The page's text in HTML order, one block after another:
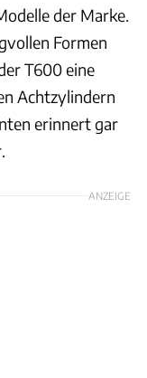
der Marke.
Formen
T600 eine
Achtzylindern
erinnert gar
ANZEIGE